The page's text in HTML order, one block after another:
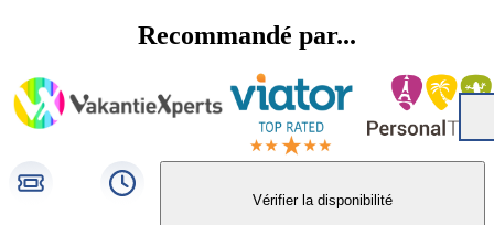
Recommandé par...
Vérifier la disponibilité